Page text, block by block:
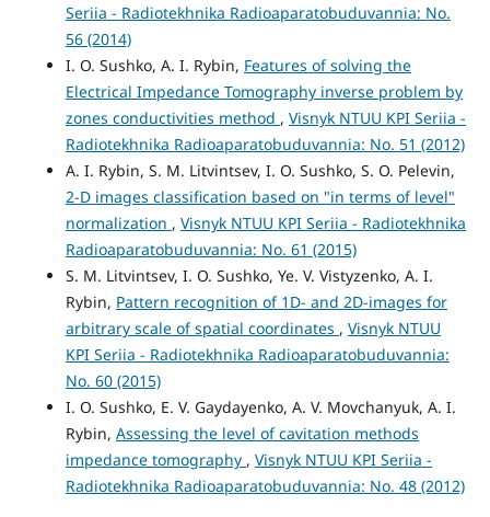
Seriia - Radiotekhnika Radioaparatobuduvannia: No.
56 (2014)
I. O. Sushko, A. I. Rybin, Features of solving the
Electrical Impedance Tomography inverse problem by
zones conductivities method , Visnyk NTUU KPI Seriia -
Radiotekhnika Radioaparatobuduvannia: No. 51 (2012)
A. I. Rybin, S. M. Litvintsev, I. O. Sushko, S. O. Pelevin,
2-D images classification based on "in terms of level"
normalization , Visnyk NTUU KPI Seriia - Radiotekhnika
Radioaparatobuduvannia: No. 61 (2015)
S. M. Litvintsev, I. O. Sushko, Ye. V. Vistyzenko, A. I.
Rybin, Pattern recognition of 1D- and 2D-images for
arbitrary scale of spatial coordinates , Visnyk NTUU
KPI Seriia - Radiotekhnika Radioaparatobuduvannia:
No. 60 (2015)
I. O. Sushko, E. V. Gaydayenko, A. V. Movchanyuk, A. I.
Rybin, Assessing the level of cavitation methods
impedance tomography , Visnyk NTUU KPI Seriia -
Radiotekhnika Radioaparatobuduvannia: No. 48 (2012)